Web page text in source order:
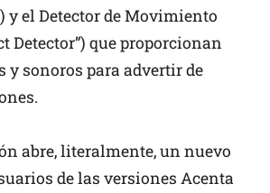
y el Detector de Movimiento
Detector”) que proporcionan
y sonoros para advertir de
abre, literalmente, un nuevo
de las versiones Acenta